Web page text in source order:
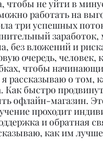
чтобы не уйти в
работать на
три успешных
без вложений и
очередь, человек,
чтобы
рассказываю о том,
Как быстро
офлайн-магазин.
проходит
и обратная
как им